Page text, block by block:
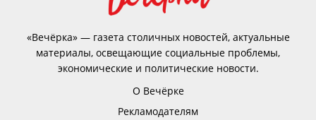
«Вечёрка» — газета столичных новостей, актуальные
материалы, освещающие социальные проблемы,
экономические и политические новости.
О Вечёрке
Рекламодателям